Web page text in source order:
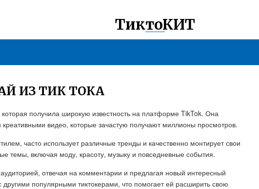
ТиктоКИТ
ИЗ ТИК ТОКА
получила широкую известность на платформе TikTok. Она
видео, которые зачастую получают миллионы просмотров.
часто использует различные тренды и качественно монтирует свои
темы, включая моду, красоту, музыку и повседневные события.
отвечая на комментарии и предлагая новый интересный
другими популярными тиктокерами, что помогает ей расширить свою